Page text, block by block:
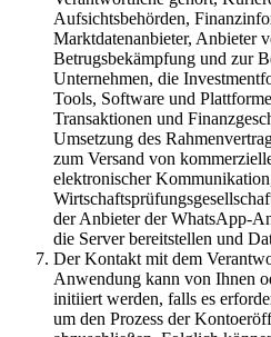
Aufsichtsbehörden,
Marktdatenanbieter, Anbieter
Betrugsbekämpfung und zur
Unternehmen, die
Tools, Software und
Transaktionen und
Umsetzung des
zum Versand von
elektronischer
der Anbieter der WhatsApp-
die Server bereitstellen und
Der Kontakt mit dem
Anwendung kann von Ihnen
initiiert werden, falls es
um den Prozess der